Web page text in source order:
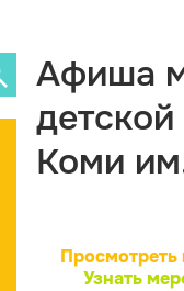
Афиша
Коми
Просмотреть
Узнать